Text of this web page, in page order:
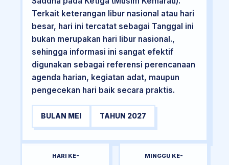
Terkait keterangan libur nasional atau hari
besar, hari ini tercatat sebagai Tanggal ini
bukan merupakan hari libur nasional.,
sehingga informasi ini sangat efektif
digunakan sebagai referensi perencanaan
agenda harian, kegiatan adat, maupun
pengecekan hari baik secara praktis.
BULAN MEI TAHUN 2027
HARI KE- MINGGU KE-